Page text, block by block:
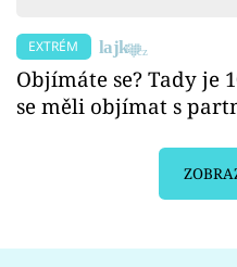
EXTRÉM
Objímáte se? Tady je
se měli objímat s